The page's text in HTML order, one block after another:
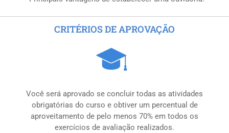
CRITÉRIOS DE APROVAÇÃO
Você será aprovado se concluir todas as atividades
obrigatórias do curso e obtiver um percentual de
aproveitamento de pelo menos 70% em todos os
exercícios de avaliação realizados.